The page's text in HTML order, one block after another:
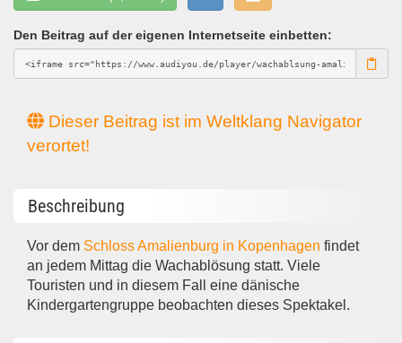
Den Beitrag auf der eigenen Internetseite einbetten:
Dieser Beitrag ist im Weltklang Navigator
verortet!
Beschreibung
Vor dem Schloss Amalienburg in Kopenhagen findet
an jedem Mittag die Wachablösung statt. Viele
Touristen und in diesem Fall eine dänische
Kindergartengruppe beobachten dieses Spektakel.